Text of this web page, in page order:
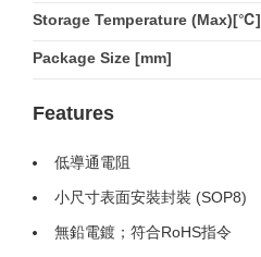
Storage Temperature (Max)[℃]
Package Size [mm]
Features
低導通電阻
小尺寸表面安裝封裝 (SOP8)
無鉛電鍍；符合RoHS指令